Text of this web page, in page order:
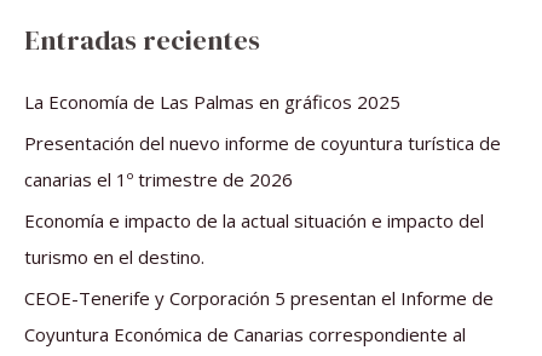
a
r
Entradas recientes
La Economía de Las Palmas en gráficos 2025
Presentación del nuevo informe de coyuntura turística de
canarias el 1º trimestre de 2026
Economía e impacto de la actual situación e impacto del
turismo en el destino.
CEOE-Tenerife y Corporación 5 presentan el Informe de
Coyuntura Económica de Canarias correspondiente al